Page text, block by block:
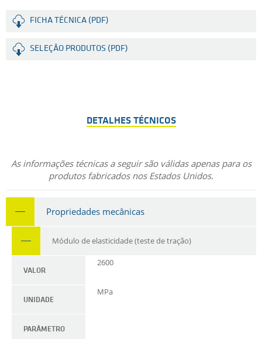
FICHA TÉCNICA (PDF)
SELEÇÃO PRODUTOS (PDF)
DETALHES TÉCNICOS
As informações técnicas a seguir são válidas apenas para os
produtos fabricados nos Estados Unidos.
Propriedades mecânicas
Módulo de elasticidade (teste de tração)
VALOR
2600
UNIDADE
MPa
PARÂMETRO